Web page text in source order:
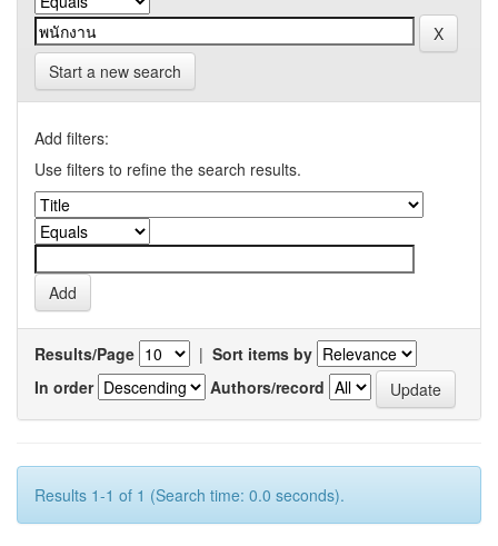
Start a new search
Add filters:
Use filters to refine the search results.
Results/Page | Sort items by
In order
Authors/record
Results 1-1 of 1 (Search time: 0.0 seconds).